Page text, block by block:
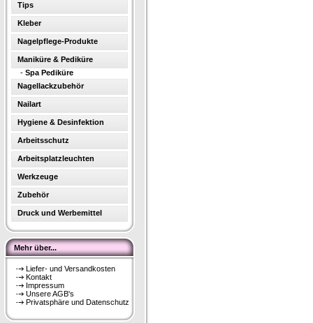
Tips
Kleber
Nagelpflege-Produkte
Maniküre & Pediküre
- Spa Pediküre
Nagellackzubehör
Nailart
Hygiene & Desinfektion
Arbeitsschutz
Arbeitsplatzleuchten
Werkzeuge
Zubehör
Druck und Werbemittel
Mehr über...
Liefer- und Versandkosten
Kontakt
Impressum
Unsere AGB's
Privatsphäre und Datenschutz